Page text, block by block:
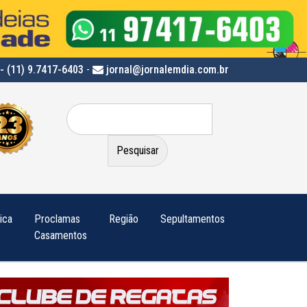
(11) 9.7417-6403 - jornal@jornalemdia.com.br
Pesquisar
por:
Proclamas
Casamentos
Região Sepultamentos